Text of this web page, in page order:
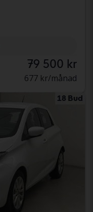
79 500 kr
677 kr/månad
18 Bud